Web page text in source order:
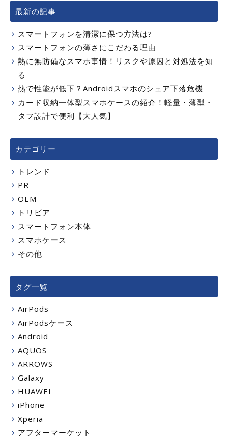
最新の記事
スマートフォンを清潔に保つ方法は?
スマートフォンの薄さにこだわる理由
熱に無防備なスマホ事情！リスクや原因と対処法を知
る
熱で性能が低下？Androidスマホのシェア下落危機
カード収納一体型スマホケースの紹介！軽量・薄型・
タフ設計で便利【大人気】
カテゴリー
トレンド
PR
OEM
トリビア
スマートフォン本体
スマホケース
その他
タグ一覧
AirPods
AirPodsケース
Android
AQUOS
ARROWS
Galaxy
HUAWEI
iPhone
Xperia
アフターマーケット